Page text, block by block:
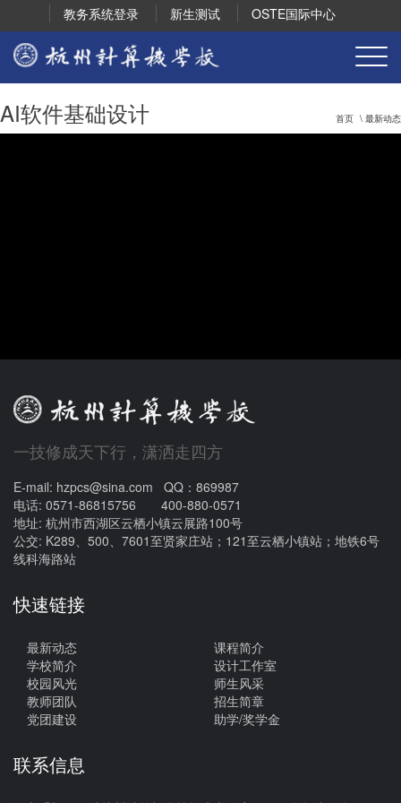
教务系统登录 新生测试 OSTE国际中心
AI软件基础设计 首页 \ 最新动态
一技修成天下行，潇洒走四方
E-mail: hzpcs@sina.com QQ：869987
电话: 0571-86815756 400-880-0571
地址: 杭州市西湖区云栖小镇云展路100号
公交: K289、500、7601至贤家庄站；121至云栖小镇站；地铁6号
线科海路站
快速链接
最新动态
学校简介
校园风光
教师团队
党团建设
课程简介
设计工作室
师生风采
招生简章
助学/奖学金
联系信息